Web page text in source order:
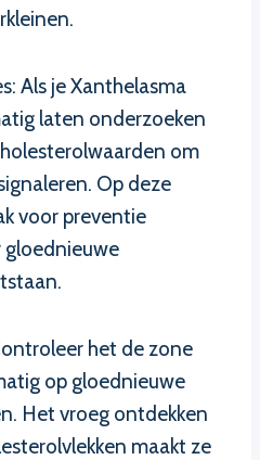
Als je Xanthelasma
laten onderzoeken
om
Op deze
voor preventie
gloednieuwe
het de zone
op gloednieuwe
Het vroeg ontdekken
maakt ze